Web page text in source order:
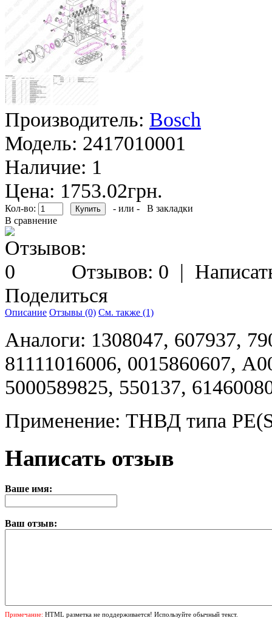
Производитель: Bosch
Модель: 2417010001
Наличие: 1
Цена: 1753.02грн.
Кол-во: - или -
В закладки
В сравнение
Отзывов: 0 |
Поделиться
Описание Отзывы (0) См. также (1)
Аналоги: 1308047, 607937,
81111016006, 0015860607,
5000589825, 550137,
Применение: ТНВД типа
Написать отзыв
Ваше имя:
Ваш отзыв:
Примечание: HTML разметка не поддерживается! Используйте обычный текст.